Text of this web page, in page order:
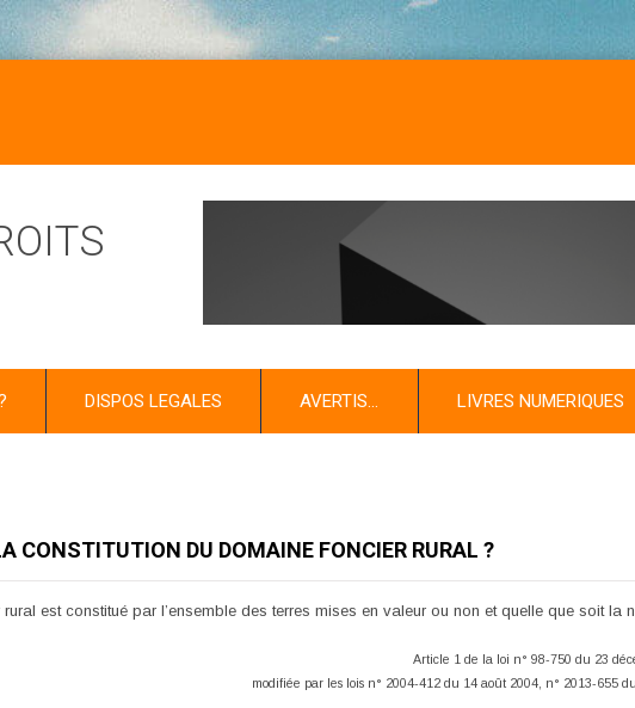
DISPOS LEGALES AVERTIS… LIVRES NUMERIQUES
CONSTITUTION DU DOMAINE FONCIER RURAL ?
est constitué par l’ensemble des terres mises en valeur ou non et quelle que soit la
Article 1 de la loi n° 98-750 du 23
modifiée par les lois n° 2004-412 du 14 août 2004, n° 2013-655